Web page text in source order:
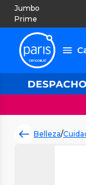
Jumbo
Prime
Belleza/